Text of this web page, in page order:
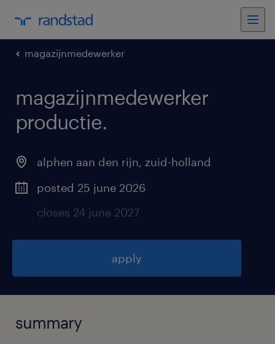
magazijnmedewerker
magazijnmedewerker
productie.
alphen aan den rijn, zuid-holland
posted 25 june 2026
closes 24 june 2027
apply
summary